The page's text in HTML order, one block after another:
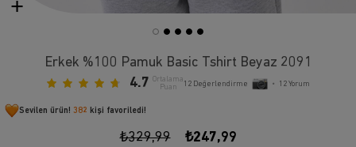
Erkek %100 Pamuk Basic Tshirt Beyaz 2091
4.7 Ortalama
Puan
12 Değerlendirme • 12Yorum
Sevilen ürün! 382 kişi favoriledi!
₺329,99 ₺247,99